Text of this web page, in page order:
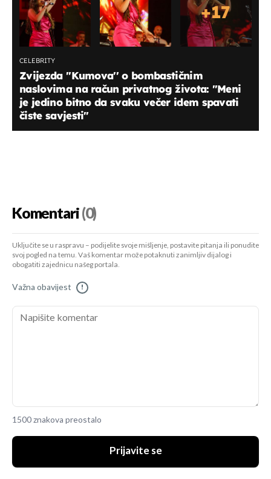
+17
CELEBRITY
Zvijezda ''Kumova'' o bombastičnim
naslovima na račun privatnog života: "Meni
je jedino bitno da svaku večer idem spavati
čiste savjesti"
Komentari(0)
Uključite se u raspravu – podijelite svoje mišljenje, postavite pitanja ili ponudite
svoj pogled na temu. Vaš komentar može potaknuti zanimljiv dijalog i
obogatiti zajednicu našeg portala.
Važna obavijest !
1500 znakova preostalo
Prijavite se